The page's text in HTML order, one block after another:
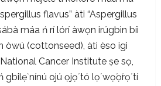
flavus” àti “Aspergillus
máa ń rí lórí àwọn irúgbìn bíi
òwú (cottonseed), àti èso igi
Cancer Institute ṣe sọ,
gbilẹ̀ nínú ojú ọjọ́ tó lọ́ wọ́ọ́rọ́ tí